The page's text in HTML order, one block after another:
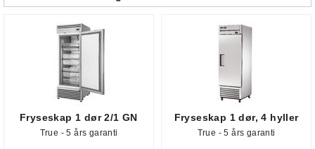
Fryseskap 1 dør 2/1 GN
True - 5 års garanti
Fryseskap 1 dør, 4 hyller
True - 5 års garanti